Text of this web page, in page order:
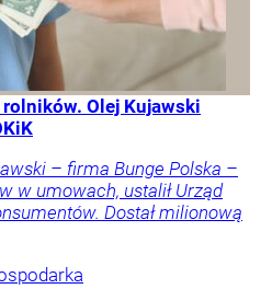
Olej Kujawski
– firma Bunge Polska –
w umowach, ustalił Urząd
Dostał milionową